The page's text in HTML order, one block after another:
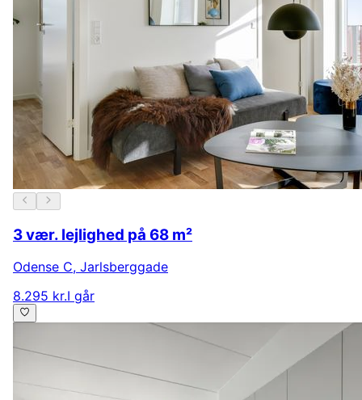
3 vær. lejlighed på 68 m²
Odense C, Jarlsberggade
8.295 kr.I går